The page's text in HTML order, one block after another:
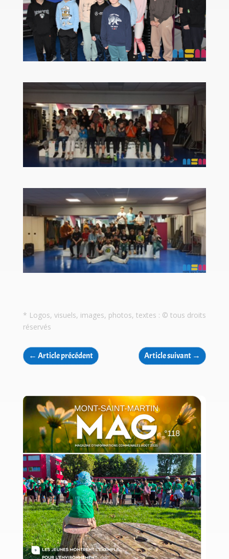
* Logos, visuels, images, photos, textes : © tous droits
réservés
← Article précédent Article suivant →